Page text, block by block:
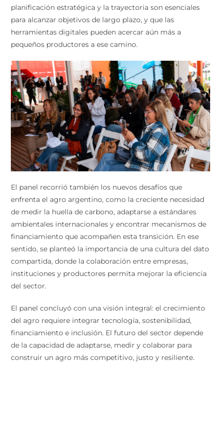
planificación estratégica y la trayectoria son esenciales
para alcanzar objetivos de largo plazo, y que las
herramientas digitales pueden acercar aún más a
pequeños productores a ese camino.
El panel recorrió también los nuevos desafíos que
enfrenta el agro argentino, como la creciente necesidad
de medir la huella de carbono, adaptarse a estándares
ambientales internacionales y encontrar mecanismos de
financiamiento que acompañen esta transición. En ese
sentido, se planteó la importancia de una cultura del dato
compartida, donde la colaboración entre empresas,
instituciones y productores permita mejorar la eficiencia
del sector.
El panel concluyó con una visión integral: el crecimiento
del agro requiere integrar tecnología, sostenibilidad,
financiamiento e inclusión. El futuro del sector depende
de la capacidad de adaptarse, medir y colaborar para
construir un agro más competitivo, justo y resiliente.